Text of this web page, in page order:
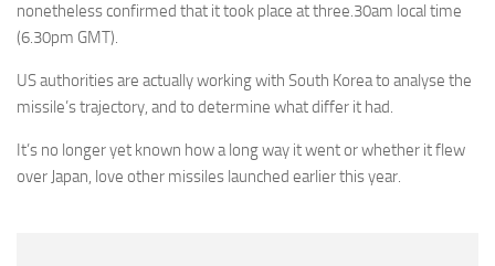
nonetheless confirmed that it took place at three.30am local time
(6.30pm GMT).
US authorities are actually working with South Korea to analyse the
missile’s trajectory, and to determine what differ it had.
It’s no longer yet known how a long way it went or whether it flew
over Japan, love other missiles launched earlier this year.